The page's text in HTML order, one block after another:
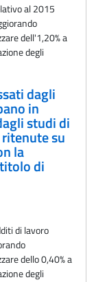
al 2015
dell'1,20% a
degli
dagli
in
studi di
su
la
di
di lavoro
dello 0,40% a
degli